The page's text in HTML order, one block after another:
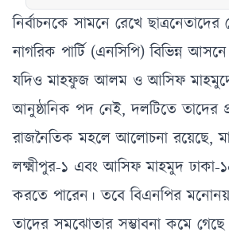
পূর্বাভাস, নদীবন্দরে
১ নম্বর সতর্ক
সংকেত
নির্বাচনকে সামনে রেখে
নাগরিক পার্টি (এনসিপি) বিভিন্ন আসনে
যদিও মাহফুজ আলম ও আসিফ
আনুষ্ঠানিক পদ নেই, দলটিতে তাদের
রাজনৈতিক মহলে আলোচনা রয়েছে,
লক্ষ্মীপুর-১ এবং আসিফ মাহমুদ ঢাকা-
করতে পারেন। তবে বিএনপির
তাদের সমঝোতার সম্ভাবনা কমে